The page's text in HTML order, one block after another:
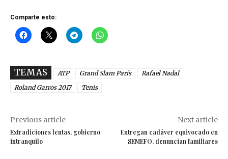
Comparte esto:
TEMAS ATP Grand Slam París
Rafael Nadal
Roland Garros 2017
Tenis
Previous article
Extradiciones lentas, gobierno
intranquilo
Next article
Entregan cadáver equivocado en
SEMEFO, denuncian familiares